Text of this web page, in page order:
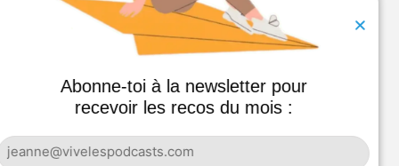
LE BUREAU DES MYSTÈRES
Mathias et Charles décortiquent les histoires
étranges d’hier et d’aujourd’hui.
Abonne-toi à la newsletter pour
recevoir les recos du mois :